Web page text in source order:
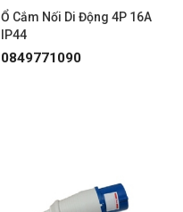
Ổ Cắm Nối Di Động 4P 16A
IP44
0849771090